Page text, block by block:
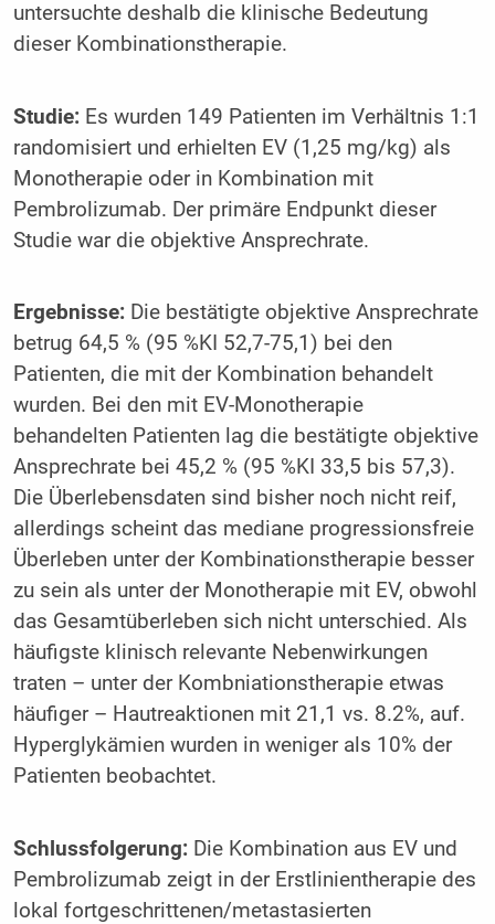
untersuchte deshalb die klinische Bedeutung
dieser Kombinationstherapie.
Studie:Es wurden 149 Patienten im Verhältnis 1:1
randomisiert und erhielten EV (1,25 mg/kg) als
Monotherapie oder in Kombination mit
Pembrolizumab. Der primäre Endpunkt dieser
Studie war die objektive Ansprechrate.
Ergebnisse:Die bestätigte objektive Ansprechrate
betrug 64,5 % (95 %KI 52,7-75,1) bei den
Patienten, die mit der Kombination behandelt
wurden. Bei den mit EV-Monotherapie
behandelten Patienten lag die bestätigte objektive
Ansprechrate bei 45,2 % (95 %KI 33,5 bis 57,3).
Die Überlebensdaten sind bisher noch nicht reif,
allerdings scheint das mediane progressionsfreie
Überleben unter der Kombinationstherapie besser
zu sein als unter der Monotherapie mit EV, obwohl
das Gesamtüberleben sich nicht unterschied. Als
häufigste klinisch relevante Nebenwirkungen
traten – unter der Kombniationstherapie etwas
häufiger – Hautreaktionen mit 21,1 vs. 8.2%, auf.
Hyperglykämien wurden in weniger als 10% der
Patienten beobachtet.
Schlussfolgerung:Die Kombination aus EV und
Pembrolizumab zeigt in der Erstlinientherapie des
lokal fortgeschrittenen/metastasierten